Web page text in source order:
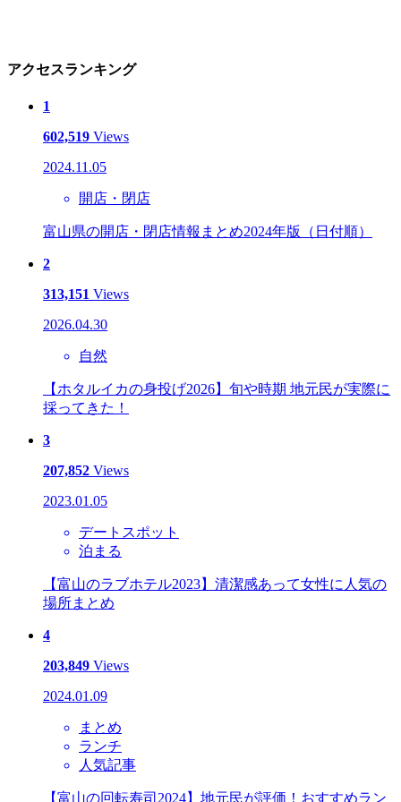
アクセスランキング
1
602,519 Views
2024.11.05
開店・閉店
富山県の開店・閉店情報まとめ2024年版（日付順）
2
313,151 Views
2026.04.30
自然
【ホタルイカの身投げ2026】旬や時期 地元民が実際に
採ってきた！
3
207,852 Views
2023.01.05
デートスポット
泊まる
【富山のラブホテル2023】清潔感あって女性に人気の
場所まとめ
4
203,849 Views
2024.01.09
まとめ
ランチ
人気記事
【富山の回転寿司2024】地元民が評価！おすすめラン